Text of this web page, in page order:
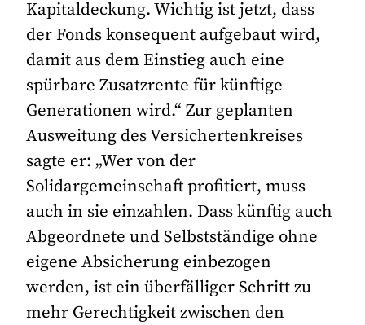
Kapitaldeckung. Wichtig ist jetzt, dass
der Fonds konsequent aufgebaut wird,
damit aus dem Einstieg auch eine
spürbare Zusatzrente für künftige
Generationen wird.“ Zur geplanten
Ausweitung des Versichertenkreises
sagte er: „Wer von der
Solidargemeinschaft profitiert, muss
auch in sie einzahlen. Dass künftig auch
Abgeordnete und Selbstständige ohne
eigene Absicherung einbezogen
werden, ist ein überfälliger Schritt zu
mehr Gerechtigkeit zwischen den